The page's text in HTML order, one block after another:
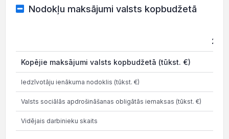
Nodokļu maksājumi valsts kopbudžetā
2025
Kopējie maksājumi valsts kopbudžetā (tūkst. €)
Iedzīvotāju ienākuma nodoklis (tūkst. €)
Valsts sociālās apdrošināšanas obligātās iemaksas (tūkst. €)
Vidējais darbinieku skaits